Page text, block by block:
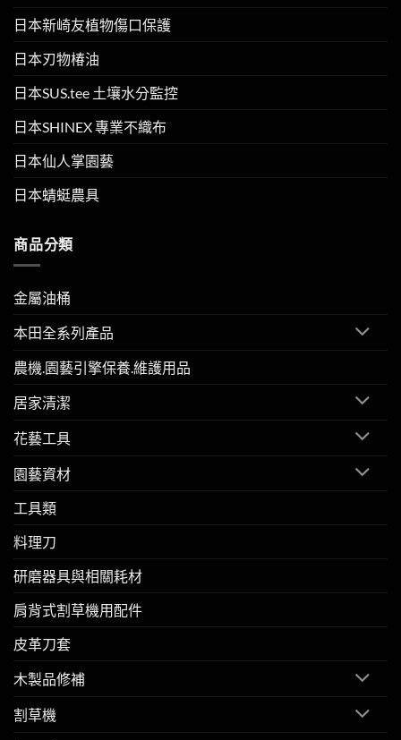
日本新崎友植物傷口保護
日本刃物椿油
日本SUS.tee 土壤水分監控
日本SHINEX 專業不織布
日本仙人掌園藝
日本蜻蜓農具
商品分類
金屬油桶
本田全系列產品
農機.園藝引擎保養.維護用品
居家清潔
花藝工具
園藝資材
工具類
料理刀
研磨器具與相關耗材
肩背式割草機用配件
皮革刀套
木製品修補
割草機